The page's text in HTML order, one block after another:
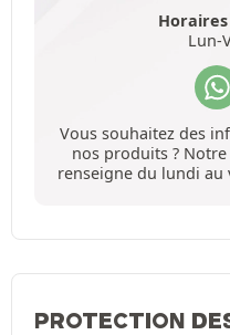
Lun-
Vous souhaitez des
nos produits ?
renseigne du lundi au
PROTECTION